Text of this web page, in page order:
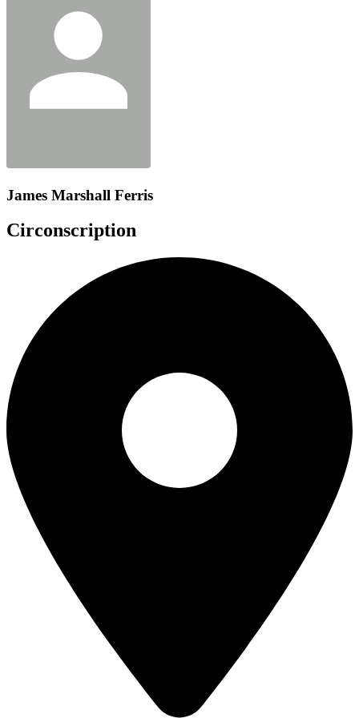
James Marshall Ferris
Circonscription